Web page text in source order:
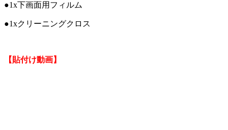
●1x下画面用フィルム
●1xクリーニングクロス
【貼付け動画】